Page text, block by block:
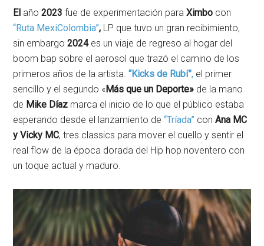
El año2023 fue de experimentación paraXimbo con
“Ruta MexiColombia”, LP que tuvo un gran recibimiento,
sin embargo2024es un viaje de regreso al hogar del
boom bap sobre el aerosol que trazó el camino de los
primeros años de la artista.“Kicks de Rubí”, el primer
sencillo y el segundo «Más que un Deporte» de la mano
de Mike Díaz marca el inicio de lo que el público estaba
esperando desde el lanzamiento de“Tríada” conAna MC
y Vicky MC, tres classics para mover el cuello y sentir el
real flow de la época dorada del Hip hop noventero con
un toque actual y maduro.